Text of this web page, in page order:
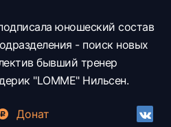
юношеский состав
- поиск новых
бывший тренер
"LOMME" Нильсен.
Донат